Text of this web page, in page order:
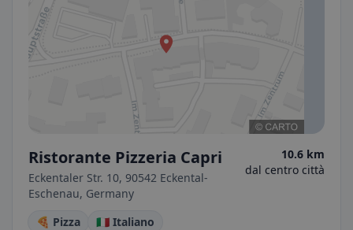
Ristorante Pizzeria Capri
Eckentaler Str. 10, 90542 Eckental-
Eschenau, Germany
10.6 km
dal centro città
🍕 Pizza 🇮🇹 Italiano